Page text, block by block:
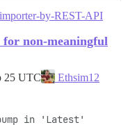
by-REST-API
non-meaningful
25 UTC
Ethsim12
in 'Latest'